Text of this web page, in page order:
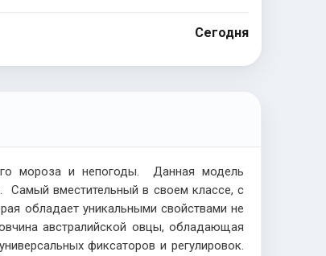
Сегодня
мороза и непогоды. Данная модель
Самый вместительный в своем классе, с
обладает уникальными свойствами не
австралийской овцы, обладающая
фиксаторов и регулировок.